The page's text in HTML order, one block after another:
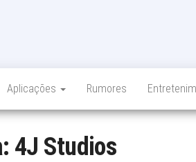
Aplicações Rumores
4J Studios